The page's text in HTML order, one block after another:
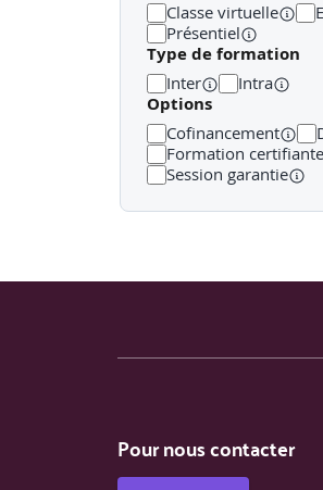
FONDAMENTAUX DE
EXPORTATION AVANCEE
DECOUVERTE DE
TRANSFERT DE
SYNCHRONISATION
Classe virtuelle
Présentiel
Type de formation
Inter Intra
Options
Cofinancement
Formation certifiante
Session garantie
Pour nous contacter